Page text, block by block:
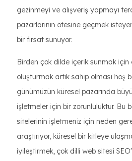
gezinmeyi ve alışveriş yapmayı
pazarlarının ötesine geçmek
bir fırsat sunuyor.
Birden çok dilde içerik sunmak için
oluşturmak artık sahip olması hoş
günümüzün küresel pazarında
işletmeler için bir zorunluluktur. Bu
sitelerinin işletmeniz için neden
araştırıyor, küresel bir kitleye
iyileştirmek, çok dilli web sitesi